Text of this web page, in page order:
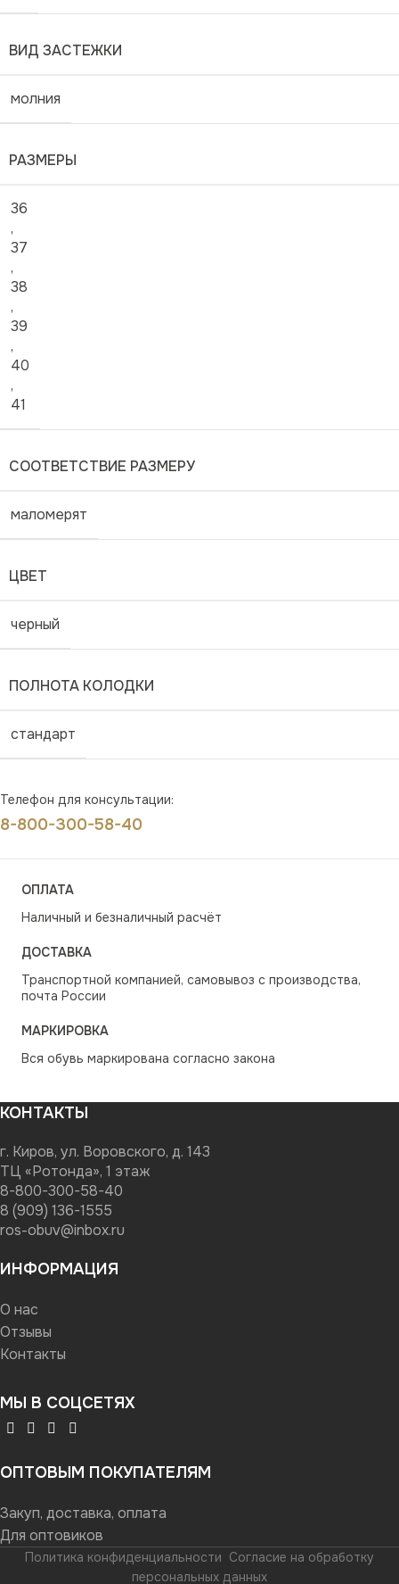
ВИД ЗАСТЕЖКИ
молния
РАЗМЕРЫ
36
,
37
,
38
,
39
,
40
,
41
СООТВЕТСТВИЕ РАЗМЕРУ
маломерят
ЦВЕТ
черный
ПОЛНОТА КОЛОДКИ
стандарт
Телефон для консультации:
8-800-300-58-40
ОПЛАТА
Наличный и безналичный расчёт
ДОСТАВКА
Транспортной компанией, самовывоз с производства,
почта России
МАРКИРОВКА
Вся обувь маркирована согласно закона
КОНТАКТЫ
г. Киров, ул. Воровского, д. 143
ТЦ «Ротонда», 1 этаж
8-800-300-58-40
8 (909) 136-1555
ros-obuv@inbox.ru
ИНФОРМАЦИЯ
О нас
Отзывы
Контакты
МЫ В СОЦСЕТЯХ
ОПТОВЫМ ПОКУПАТЕЛЯМ
Закуп, доставка, оплата
Для оптовиков
Политика конфиденциальности Согласие на обработку
персональных данных